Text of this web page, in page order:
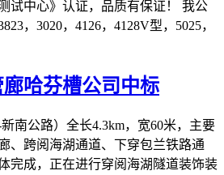
试中心》认证，品质有保证！ 我公
，3020，4126，4128V型，5025，
哈芬槽公司中标
南公路）全长4.3km，宽60米，主要
、跨阅海湖通道、下穿包兰铁路通
完成，正在进行穿阅海湖隧道装饰装